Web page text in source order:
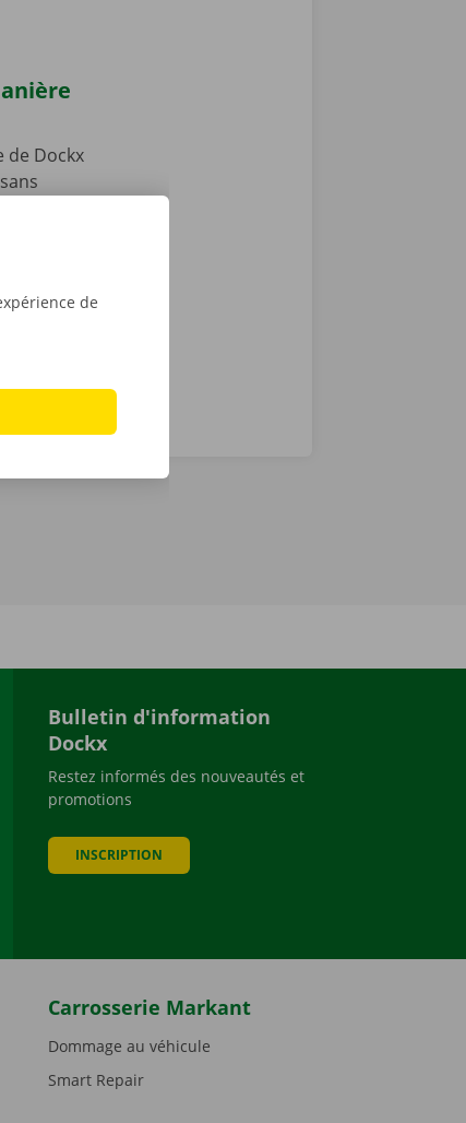
de Dockx
Bulletin d'information
Dockx
Restez informés des nouveautés et
promotions
INSCRIPTION
Carrosserie Markant
Dommage au véhicule
Smart Repair
de